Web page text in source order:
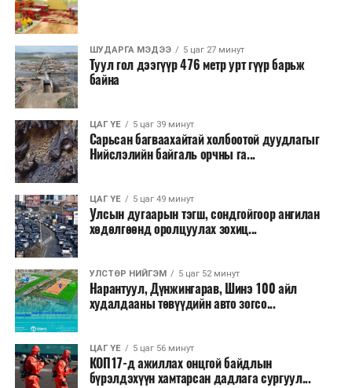
дуудлага тутамд 75 мянга хүртэлх евро, аж ахуйн
нэгжийг 375 мянга хүртэлх еврогоор торгох
боломжтой. Харин хэрэглэгч өөрөө зөвшөөрсөн,
эсвэл тухайн компанитай өмнө нь гэрээний
харилцаатай бөгөөд шинэ үйлчилгээ санал болгож
буй тохиолдолд хориг үйлчлэхгүй. Иргэд
зөвшөөрөлгүй дуудлагын талаар төрийн цахим
хуудсаар мэдээлэх боломжтой.
Шинэ хууль Францын зах зээлд үйлчилдэг гадаадын
дуудлагын төвүүдэд нөлөөлөхөөр байна. Тухайлбал,
Мароккогийн дуудлагын төвүүдийн орлогын 80 гаруй
хувь Францын зах зээлээс бүрддэг бөгөөд тус улсын
40–50 мянган ажлын байр эрсдэлд орж болзошгүйг
Мароккогийн хөдөлмөр эрхлэлтийн сайд мэдэгджээ.
ШУДАРГА МЭДЭЭ 5 цаг 27 минут
Туул гол дээгүүр 476 метр урт гүүр барьж
байна
ЦАГ ҮЕ 5 цаг 39 минут
Сарьсан багваахайтай холбоотой дуудлагыг
Нийслэлийн байгаль орчны га...
ЦАГ ҮЕ 5 цаг 49 минут
Улсын дугаарын тэгш, сондгойгоор ангилан
хөдөлгөөнд оролцуулах зохиц...
УЛСТӨР НИЙГЭМ 5 цаг 52 минут
Нарантуул, Дүнжингарав, Шинэ 100 айл
худалдааны төвүүдийн авто зогсо...
ЦАГ ҮЕ 5 цаг 56 минут
КОП17-д ажиллах онцгой байдлын
бүрэлдэхүүн хамтарсан дадлага сургуул...